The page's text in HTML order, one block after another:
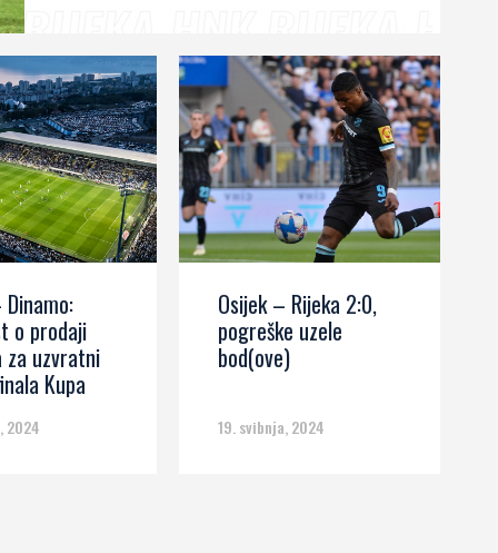
o prodaji
uzvratni
Kupa
Osijek – Rijeka 2:0,
pogreške uzele